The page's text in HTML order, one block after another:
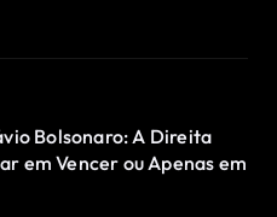
Bolsonaro: A Direita
em Vencer ou Apenas em